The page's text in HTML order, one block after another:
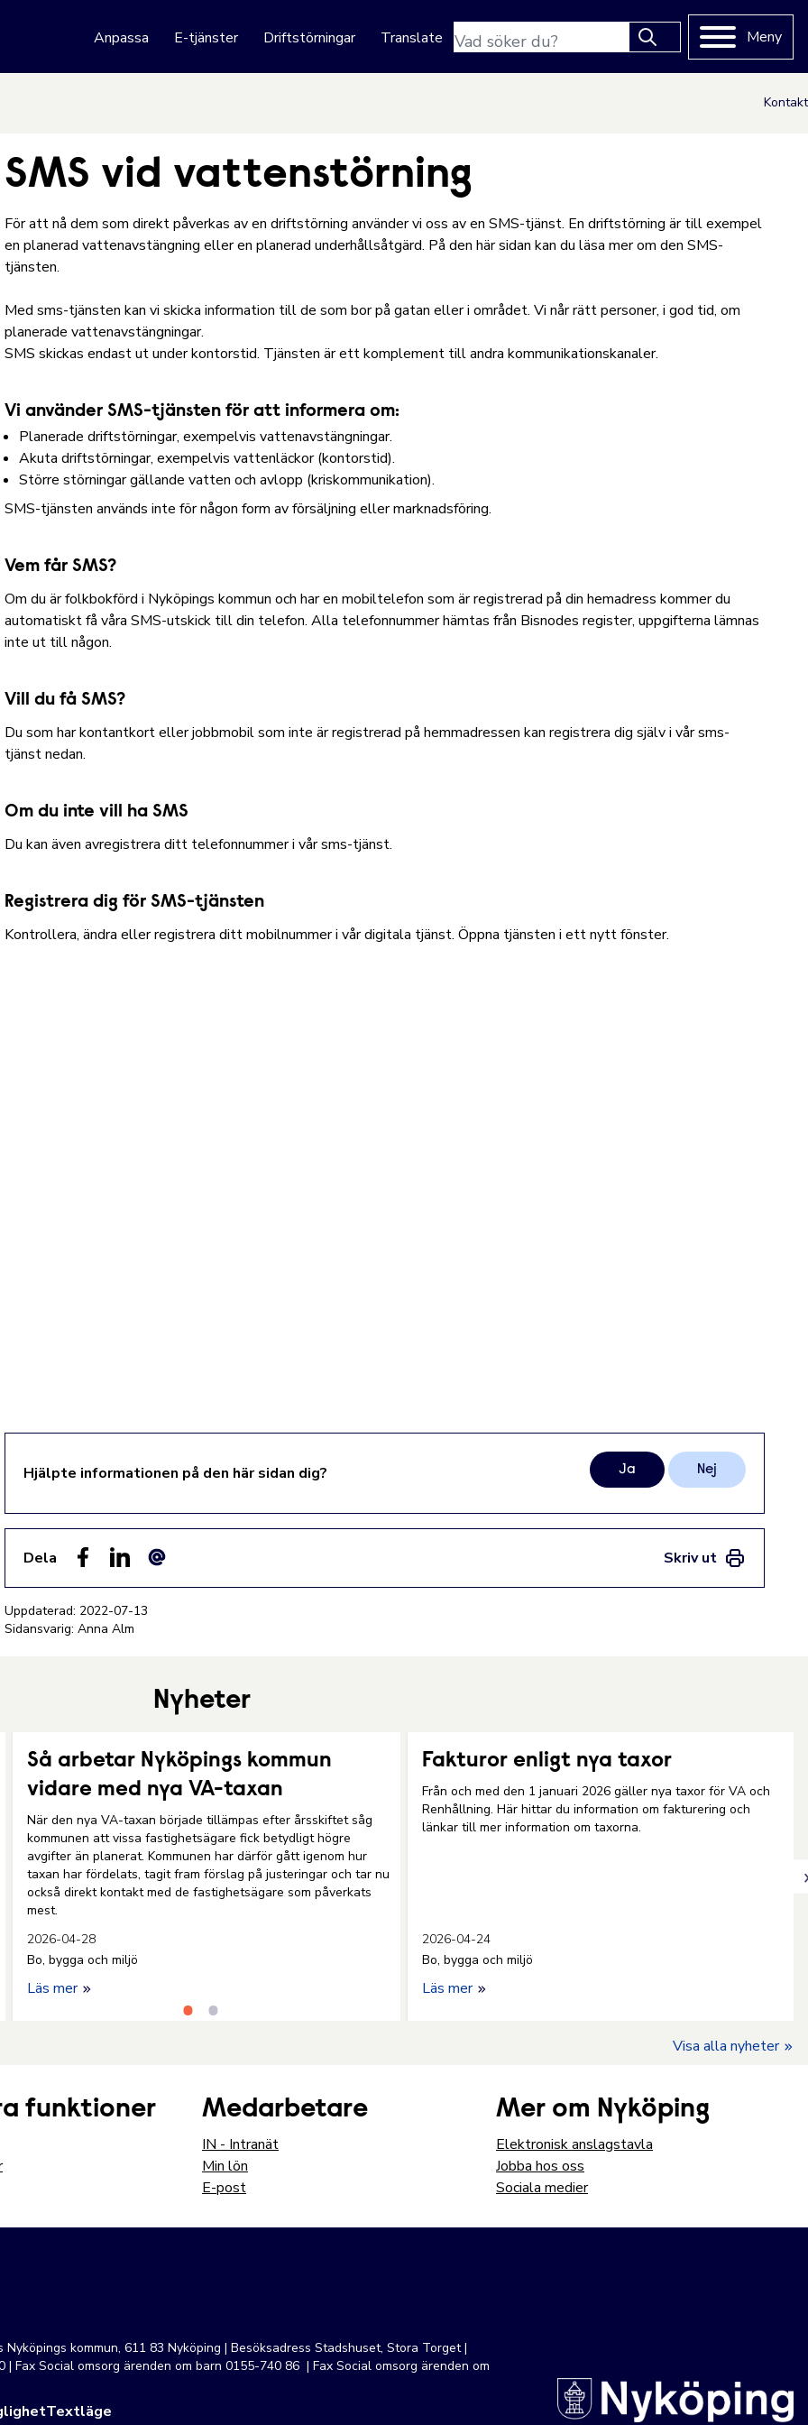
webbplats
Anpassa E-tjänster Driftstörningar Translate
Sökfras
Meny
Kontakt
SMS vid vattenstörning
För att nå dem som direkt påverkas av en driftstörning använder vi oss av en SMS-tjänst. En driftstörning är till exempel
en planerad vattenavstängning eller en planerad underhållsåtgärd. På den här sidan kan du läsa mer om den SMS-
tjänsten.
Med sms-tjänsten kan vi skicka information till de som bor på gatan eller i området. Vi når rätt personer, i god tid, om
planerade vattenavstängningar.
SMS skickas endast ut under kontorstid. Tjänsten är ett komplement till andra kommunikationskanaler.
Vi använder SMS-tjänsten för att informera om:
Planerade driftstörningar, exempelvis vattenavstängningar.
Akuta driftstörningar, exempelvis vattenläckor (kontorstid).
Större störningar gällande vatten och avlopp (kriskommunikation).
SMS-tjänsten används inte för någon form av försäljning eller marknadsföring.
Vem får SMS?
Om du är folkbokförd i Nyköpings kommun och har en mobiltelefon som är registrerad på din hemadress kommer du
automatiskt få våra SMS-utskick till din telefon. Alla telefonnummer hämtas från Bisnodes register, uppgifterna lämnas
inte ut till någon.
Vill du få SMS?
Du som har kontantkort eller jobbmobil som inte är registrerad på hemmadressen kan registrera dig själv i vår sms-
tjänst nedan.
Om du inte vill ha SMS
Du kan även avregistrera ditt telefonnummer i vår sms-tjänst.
Registrera dig för SMS-tjänsten
Kontrollera, ändra eller registrera ditt mobilnummer i vår digitala tjänst. Öppna tjänsten i ettnytt fönster.
Hjälpte informationen på den här sidan dig? Ja Nej
Dela
Skriv ut
Uppdaterad: 2022-07-13
Sidansvarig: Anna Alm
Nyheter
Så arbetar Nyköpings kommun
vidare med nya VA-taxan
När den nya VA-taxan började tillämpas efter årsskiftet såg
kommunen att vissa fastighetsägare fick betydligt högre
avgifter än planerat. Kommunen har därför gått igenom hur
taxan har fördelats, tagit fram förslag på justeringar och tar nu
också direkt kontakt med de fastighetsägare som påverkats
mest.
2026-04-28
Bo, bygga och miljö
Läs mer
Fakturor enligt nya taxor
Från och med den 1 januari 2026 gäller nya taxor för VA och
Renhållning. Här hittar du information om fakturering och
länkar till mer information om taxorna.
2026-04-24
Bo, bygga och miljö
Läs mer
Visa alla nyheter
funktioner Medarbetare
IN - Intranät
Min lön
E-post
Mer om Nyköping
Elektronisk anslagstavla
Jobba hos oss
Sociala medier
kommun, 611 83 Nyköping | Besöksadress Stadshuset, Stora Torget |
Fax Social omsorg ärenden om barn 0155-740 86 | Fax Social omsorg ärenden om
Textläge